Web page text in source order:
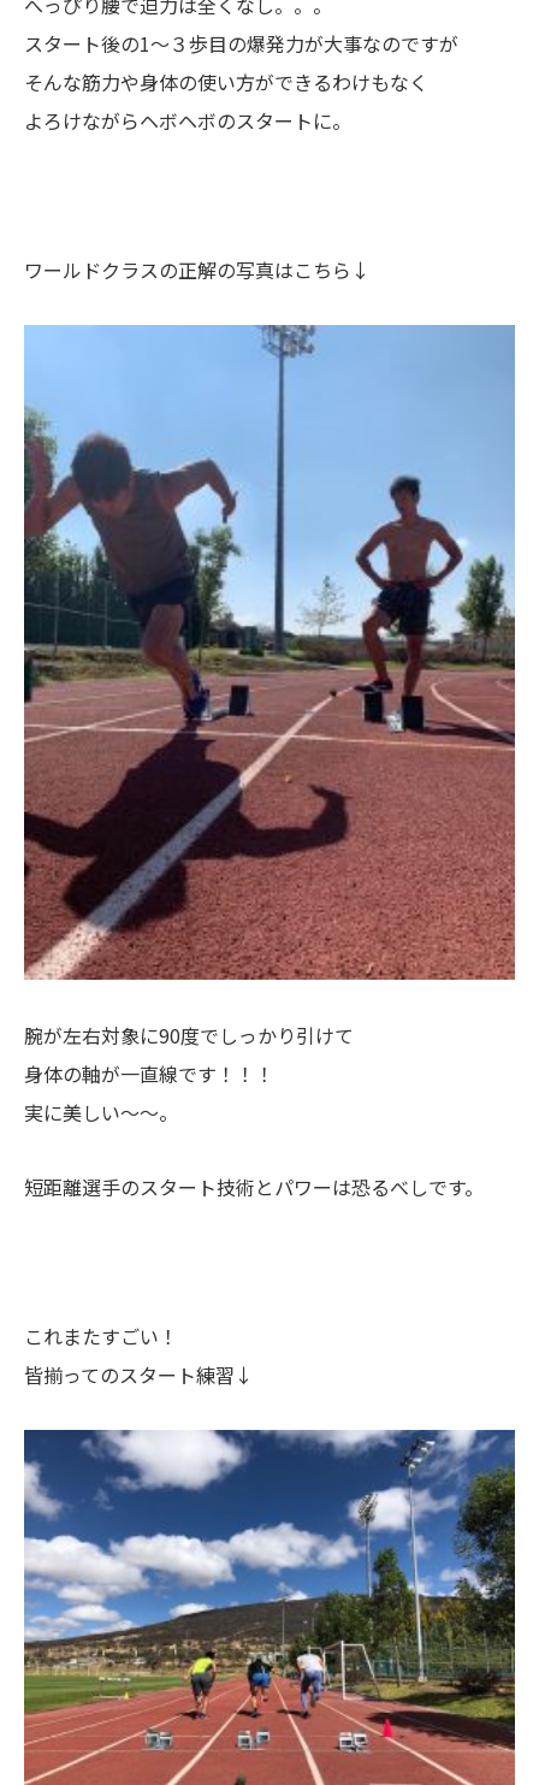
スタート後の1〜３歩目の爆発力が大事なのですが
そんな筋力や身体の使い方ができるわけもなく
よろけながらヘボヘボのスタートに。
ワールドクラスの正解の写真はこちら↓
腕が左右対象に90度でしっかり引けて
身体の軸が一直線です！！！
実に美しい〜〜。
短距離選手のスタート技術とパワーは恐るべしです。
これまたすごい！
皆揃ってのスタート練習↓